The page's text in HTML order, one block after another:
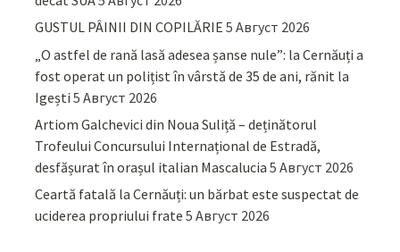
GUSTUL PÂINII DIN COPILĂRIE 5 Август 2026
„O astfel de rană lasă adesea șanse nule”: la Cernăuți a
fost operat un polițist în vârstă de 35 de ani, rănit la
Igești 5 Август 2026
Artiom Galchevici din Noua Suliță – deținătorul
Trofeului Concursului Internațional de Estradă,
desfășurat în orașul italian Mascalucia 5 Август 2026
Ceartă fatală la Cernăuți: un bărbat este suspectat de
uciderea propriului frate 5 Август 2026